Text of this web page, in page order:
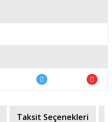
Taksit Seçenekleri